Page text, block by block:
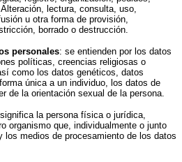
lectura, consulta, uso,
u otra forma de provisión,
borrado o destrucción.
personales: se entienden por los datos
políticas, creencias religiosas o
como los datos genéticos, datos
única a un individuo, los datos de
de la orientación sexual de la persona.
significa la persona física o jurídica,
organismo que, individualmente o junto
medios de procesamiento de los datos